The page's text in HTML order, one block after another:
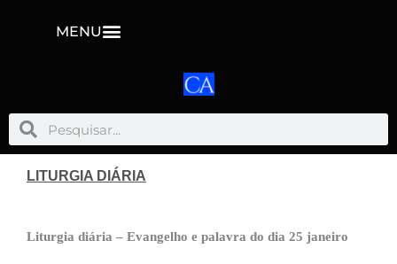
MENU
PesquisarPesquisar
LITURGIA DIÁRIA
Liturgia diária – Evangelho e palavra do dia 25 janeiro